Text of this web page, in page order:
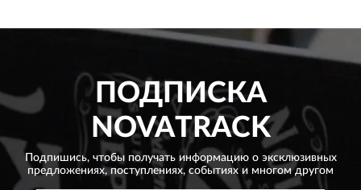
ПОДПИСКА
NOVATRACK
Подпишись, чтобы получать информацию о эксклюзивных
предложениях,поступлениях, событиях и многом другом